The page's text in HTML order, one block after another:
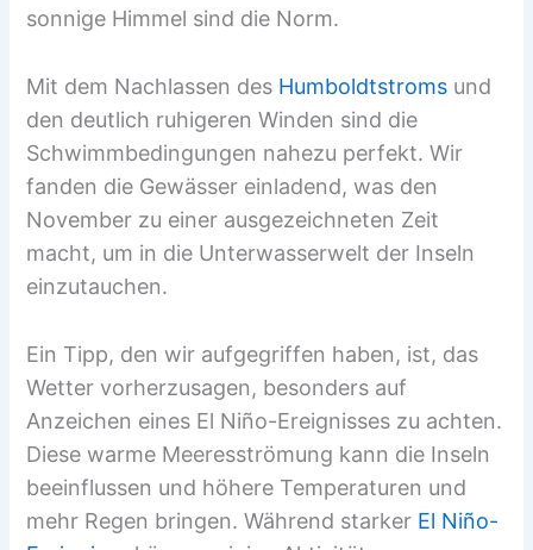
sonnige Himmel sind die Norm.
Mit dem Nachlassen des Humboldtstroms und
den deutlich ruhigeren Winden sind die
Schwimmbedingungen nahezu perfekt. Wir
fanden die Gewässer einladend, was den
November zu einer ausgezeichneten Zeit
macht, um in die Unterwasserwelt der Inseln
einzutauchen.
Ein Tipp, den wir aufgegriffen haben, ist, das
Wetter vorherzusagen, besonders auf
Anzeichen eines El Niño-Ereignisses zu achten.
Diese warme Meeresströmung kann die Inseln
beeinflussen und höhere Temperaturen und
mehr Regen bringen. Während starker El Niño-